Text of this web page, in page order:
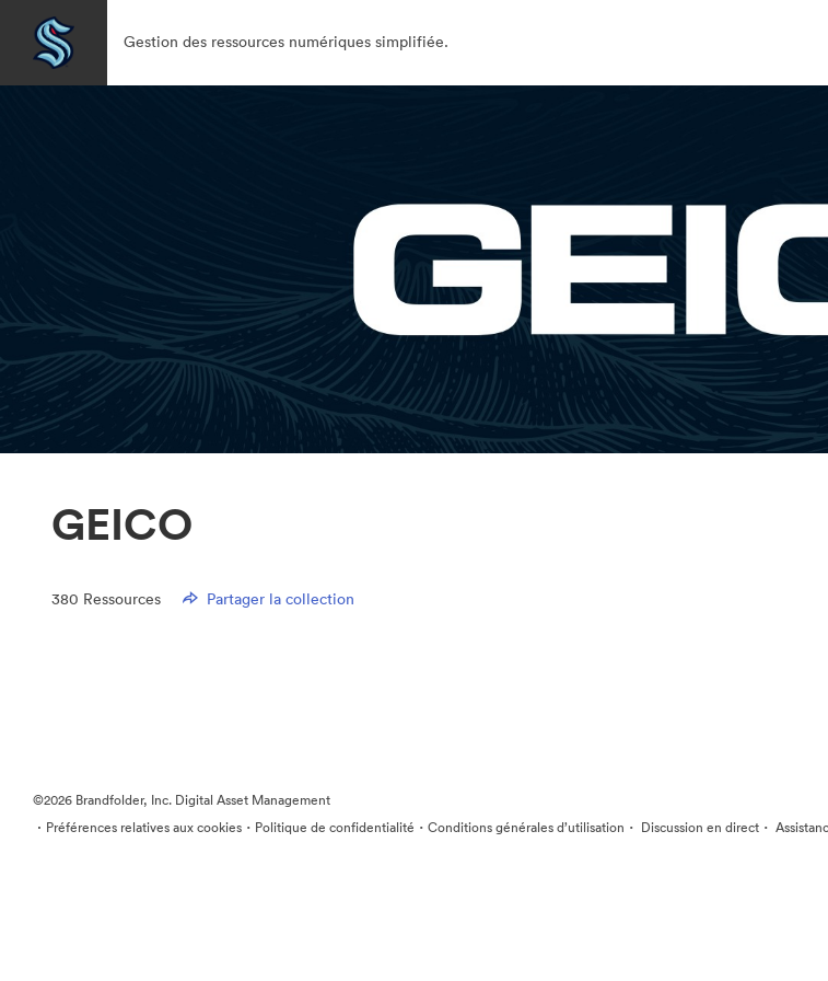
Gestion des ressources numériques simplifiée.
GEICO
380 Ressources Partager la collection
©2026 Brandfolder, Inc. Digital Asset Management
· Préférences relatives aux cookies · Politique de confidentialité · Conditions générales d’utilisation · Discussion en direct ·